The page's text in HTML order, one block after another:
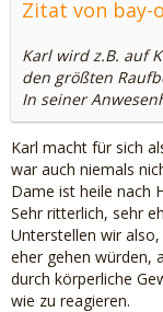
Zitat von bay-
Karl wird z.B. auf
den größten
In seiner
Karl macht für sich
war auch niemals
Dame ist heile nach
Sehr ritterlich, sehr
Unterstellen wir
eher gehen würden,
durch körperliche
wie zu reagieren.